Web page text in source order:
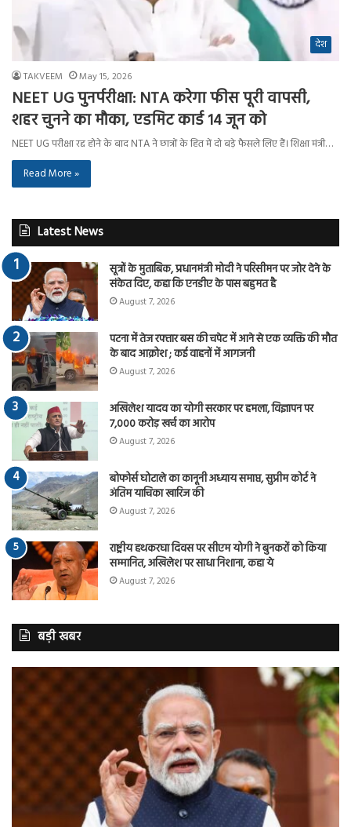
देश
TAKVEEM May 15, 2026
NEET UG पुनर्परीक्षा: NTA करेगा फीस पूरी वापसी,
शहर चुनने का मौका, एडमिट कार्ड 14 जून को
NEET UG परीक्षा रद्द होने के बाद NTA ने छात्रों के हित में दो बड़े फैसले लिए हैं। शिक्षा मंत्री…
Read More »
Latest News
सूत्रों के मुताबिक, प्रधानमंत्री मोदी ने परिसीमन पर जोर देने के
संकेत दिए, कहा कि एनडीए के पास बहुमत है
August 7, 2026
पटना में तेज रफ्तार बस की चपेट में आने से एक व्यक्ति की मौत
के बाद आक्रोश ; कई वाहनों में आगजनी
August 7, 2026
अखिलेश यादव का योगी सरकार पर हमला, विज्ञापन पर
7,000 करोड़ खर्च का आरोप
August 7, 2026
बोफोर्स घोटाले का कानूनी अध्याय समाप्त, सुप्रीम कोर्ट ने
अंतिम याचिका खारिज की
August 7, 2026
राष्ट्रीय हथकरघा दिवस पर सीएम योगी ने बुनकरों को किया
सम्मानित, अखिलेश पर साधा निशाना, कहा ये
August 7, 2026
बड़ी खबर